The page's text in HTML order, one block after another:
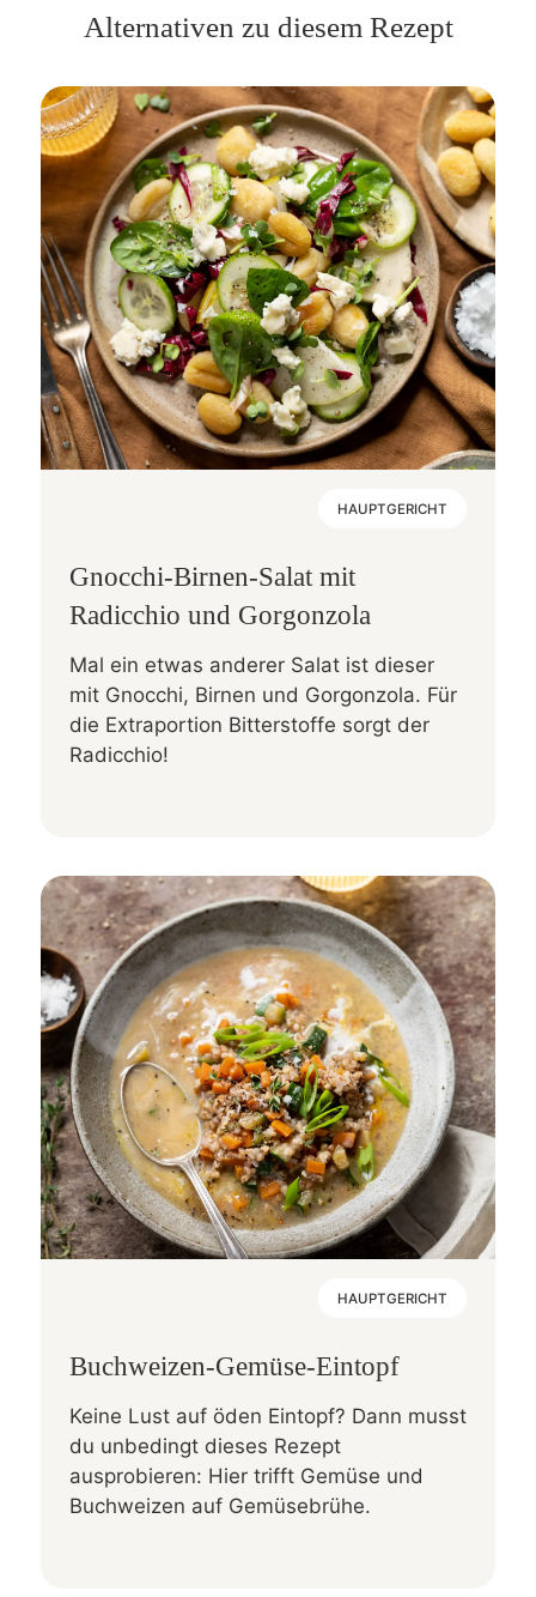
Alternativen zu diesem Rezept
HAUPTGERICHT
Gnocchi-Birnen-Salat mit
Radicchio und Gorgonzola
Mal ein etwas anderer Salat ist dieser
mit Gnocchi, Birnen und Gorgonzola. Für
die Extraportion Bitterstoffe sorgt der
Radicchio!
HAUPTGERICHT
Buchweizen-Gemüse-Eintopf
Keine Lust auf öden Eintopf? Dann musst
du unbedingt dieses Rezept
ausprobieren: Hier trifft Gemüse und
Buchweizen auf Gemüsebrühe.